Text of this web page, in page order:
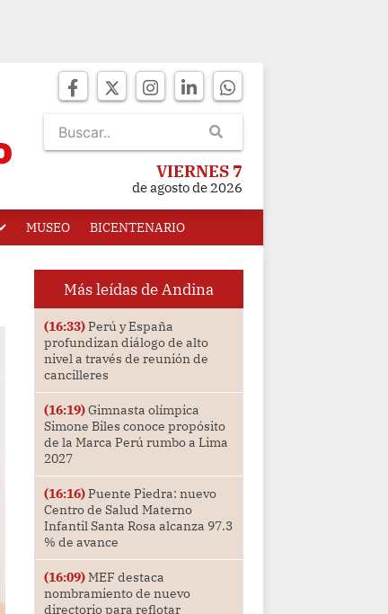
VIERNES 7
de agosto de 2026
MUSEO BICENTENARIO
Más leídas de Andina
(16:33)Perú y España
profundizan diálogo de alto
nivel a través de reunión de
cancilleres
(16:19)Gimnasta olímpica
Simone Biles conoce propósito
de la Marca Perú rumbo a Lima
2027
(16:16)Puente Piedra: nuevo
Centro de Salud Materno
Infantil Santa Rosa alcanza 97.3
% de avance
(16:09)MEF destaca
nombramiento de nuevo
directorio para reflotar